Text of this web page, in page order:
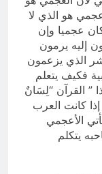
هو الذي لا
عجميا وإن
إليه يرمون
الذي يزعمون
فكيف يتعلم
” القرآن “لِسَانٌ
كانت العرب
الأعجمي
يتكلم